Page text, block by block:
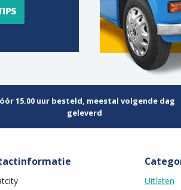
15.00 uur besteld, meestal volgende dag
geleverd
Uitlaten